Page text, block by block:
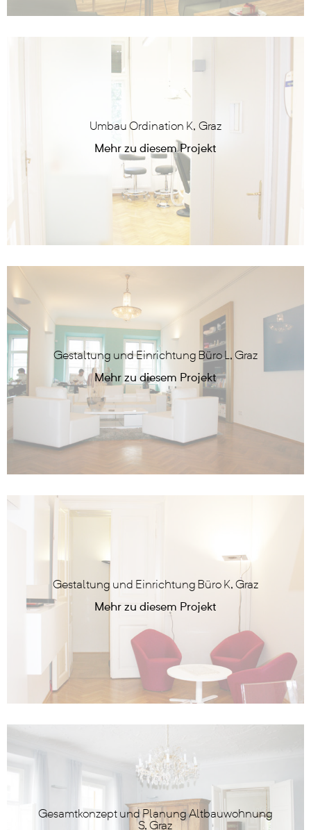
Umbau Ordination K, Graz
Gestaltung und Einrichtung Büro L, Graz
Gestaltung und Einrichtung Büro K, Graz
Gesamtkonzept und Planung Altbauwohnung
S, Graz